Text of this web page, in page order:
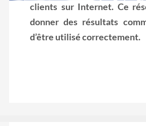
clients sur Internet. Ce
donner des résultats
d’être utilisé correctement.